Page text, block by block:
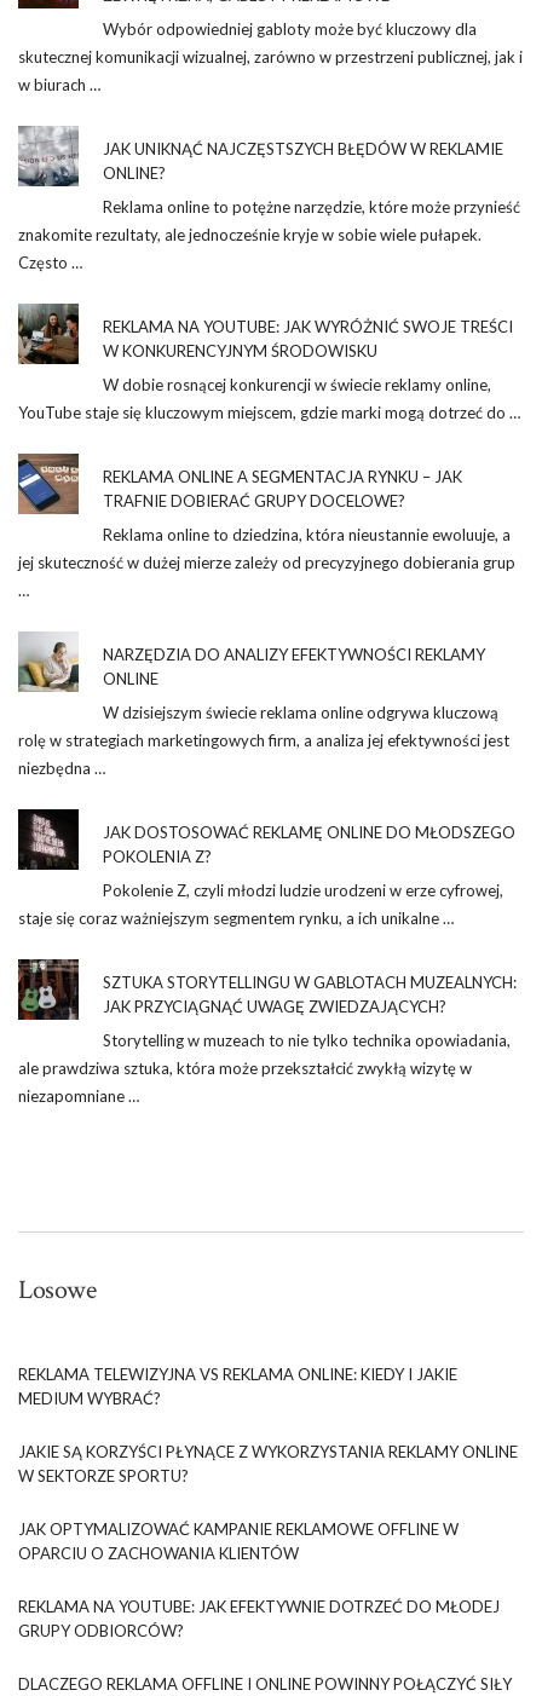
Wybór odpowiedniej gabloty może być kluczowy dla
skutecznej komunikacji wizualnej, zarówno w przestrzeni publicznej, jak i
w biurach …
JAK UNIKNĄĆ NAJCZĘSTSZYCH BŁĘDÓW W REKLAMIE
ONLINE?
Reklama online to potężne narzędzie, które może przynieść
znakomite rezultaty, ale jednocześnie kryje w sobie wiele pułapek.
Często …
REKLAMA NA YOUTUBE: JAK WYRÓŻNIĆ SWOJE TREŚCI
W KONKURENCYJNYM ŚRODOWISKU
W dobie rosnącej konkurencji w świecie reklamy online,
YouTube staje się kluczowym miejscem, gdzie marki mogą dotrzeć do …
REKLAMA ONLINE A SEGMENTACJA RYNKU – JAK
TRAFNIE DOBIERAĆ GRUPY DOCELOWE?
Reklama online to dziedzina, która nieustannie ewoluuje, a
jej skuteczność w dużej mierze zależy od precyzyjnego dobierania grup
…
NARZĘDZIA DO ANALIZY EFEKTYWNOŚCI REKLAMY
ONLINE
W dzisiejszym świecie reklama online odgrywa kluczową
rolę w strategiach marketingowych firm, a analiza jej efektywności jest
niezbędna …
JAK DOSTOSOWAĆ REKLAMĘ ONLINE DO MŁODSZEGO
POKOLENIA Z?
Pokolenie Z, czyli młodzi ludzie urodzeni w erze cyfrowej,
staje się coraz ważniejszym segmentem rynku, a ich unikalne …
SZTUKA STORYTELLINGU W GABLOTACH MUZEALNYCH:
JAK PRZYCIĄGNĄĆ UWAGĘ ZWIEDZAJĄCYCH?
Storytelling w muzeach to nie tylko technika opowiadania,
ale prawdziwa sztuka, która może przekształcić zwykłą wizytę w
niezapomniane …
Losowe
REKLAMA TELEWIZYJNA VS REKLAMA ONLINE: KIEDY I JAKIE
MEDIUM WYBRAĆ?
JAKIE SĄ KORZYŚCI PŁYNĄCE Z WYKORZYSTANIA REKLAMY ONLINE
W SEKTORZE SPORTU?
JAK OPTYMALIZOWAĆ KAMPANIE REKLAMOWE OFFLINE W
OPARCIU O ZACHOWANIA KLIENTÓW
REKLAMA NA YOUTUBE: JAK EFEKTYWNIE DOTRZEĆ DO MŁODEJ
GRUPY ODBIORCÓW?
DLACZEGO REKLAMA OFFLINE I ONLINE POWINNY POŁĄCZYĆ SIŁY